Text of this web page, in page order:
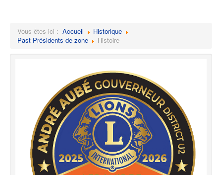
Vous êtes ici : Accueil
Historique
Past-Présidents de zone
Histoire